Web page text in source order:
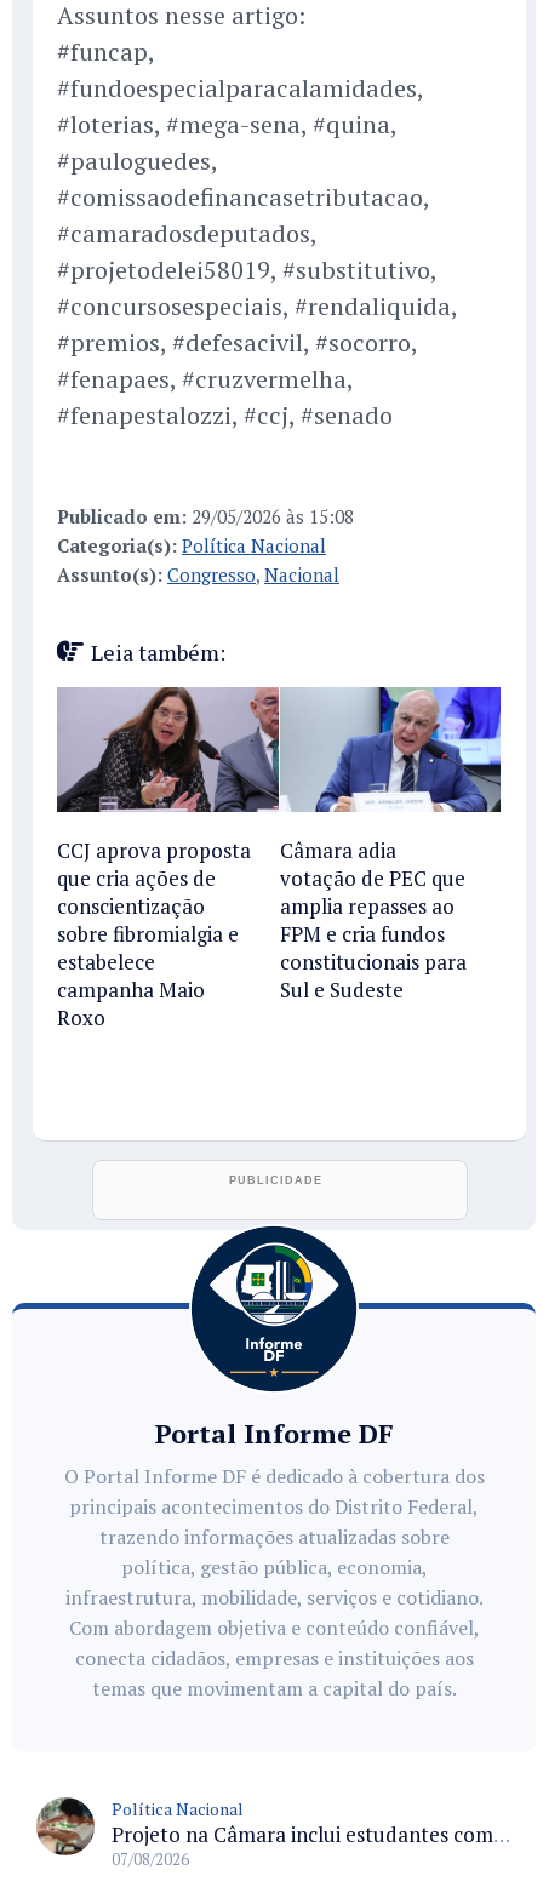
Assuntos nesse artigo:
#funcap,
#fundoespecialparacalamidades,
#loterias, #mega-sena, #quina,
#pauloguedes,
#comissaodefinancasetributacao,
#camaradosdeputados,
#projetodelei58019, #substitutivo,
#concursosespeciais, #rendaliquida,
#premios, #defesacivil, #socorro,
#fenapaes, #cruzvermelha,
#fenapestalozzi, #ccj, #senado
Publicado em: 29/05/2026 às 15:08
Categoria(s): Política Nacional
Assunto(s): Congresso, Nacional
Leia também:
CCJ aprova proposta
que cria ações de
conscientização
sobre fibromialgia e
estabelece
campanha Maio
Roxo
Câmara adia
votação de PEC que
amplia repasses ao
FPM e cria fundos
constitucionais para
Sul e Sudeste
Portal Informe DF
O Portal Informe DF é dedicado à cobertura dos
principais acontecimentos do Distrito Federal,
trazendo informações atualizadas sobre
política, gestão pública, economia,
infraestrutura, mobilidade, serviços e cotidiano.
Com abordagem objetiva e conteúdo confiável,
conecta cidadãos, empresas e instituições aos
temas que movimentam a capital do país.
Política Nacional
Projeto na Câmara inclui estudantes com deficiência no regime escolar especial da LDB e estabelece critérios para frequência
07/08/2026